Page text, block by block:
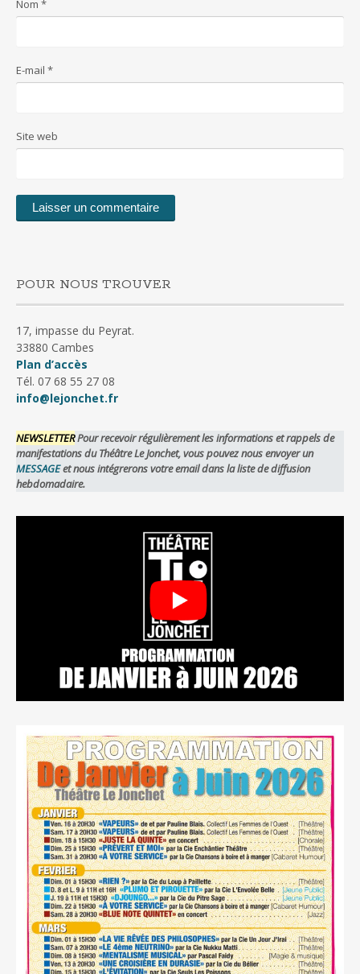
Nom *
E-mail *
Site web
POUR NOUS TROUVER
17, impasse du Peyrat.
33880 Cambes
Plan d’accès
Tél. 07 68 55 27 08
info@lejonchet.fr
NEWSLETTERPour recevoir régulièrement les informations et rappels de
manifestations du Théâtre Le Jonchet, vous pouvez nous envoyer un
MESSAGEet nous intégrerons votre email dans la liste de diffusion
hebdomadaire.